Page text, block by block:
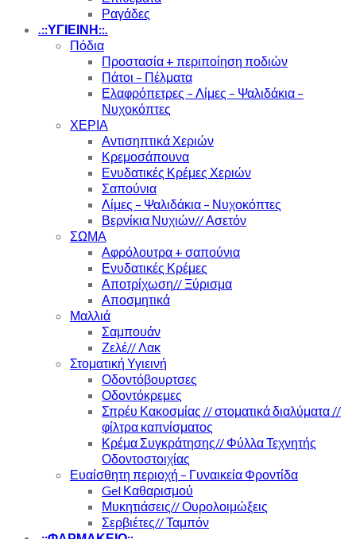
Ραγάδες
.::ΥΓΙΕΙΝΗ::.
Πόδια
Προστασία + περιποίηση ποδιών
Πάτοι – Πέλματα
Ελαφρόπετρες – Λίμες – Ψαλιδάκια –
Νυχοκόπτες
ΧΕΡΙΑ
Αντισηπτικά Χεριών
Κρεμοσάπουνα
Ενυδατικές Κρέμες Χεριών
Σαπούνια
Λίμες – Ψαλιδάκια – Νυχοκόπτες
Βερνίκια Νυχιών// Ασετόν
ΣΩΜΑ
Αφρόλουτρα + σαπούνια
Ενυδατικές Κρέμες
Αποτρίχωση// Ξύρισμα
Αποσμητικά
Μαλλιά
Σαμπουάν
Ζελέ// Λακ
Στοματική Υγιεινή
Οδοντόβουρτσες
Οδοντόκρεμες
Σπρέυ Κακοσμίας // στοματικά διαλύματα //
φίλτρα καπνίσματος
Κρέμα Συγκράτησης// Φύλλα Τεχνητής
Οδοντοστοιχίας
Ευαίσθητη περιοχή – Γυναικεία Φροντίδα
Gel Καθαρισμού
Μυκητιάσεις// Ουρολοιμώξεις
Σερβιέτες// Ταμπόν